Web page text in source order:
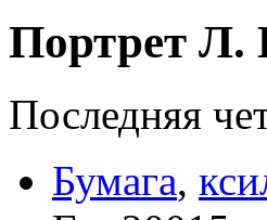
Портрет Л.
Последняя
Бумага,